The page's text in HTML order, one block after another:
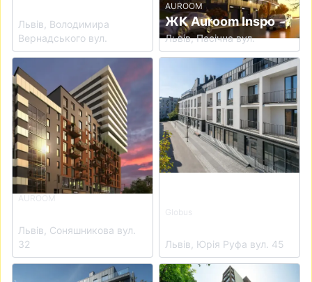
Львів, Володимира
Вернадського вул.
AUROOM
ЖК Auroom Inspo
Львів, Пасічна вул.
View details for ЖК Auroom Solar
AUROOM
Львів, Соняшникова вул.
32
View details for ЖК
Globus
Львів, Юрія Руфа вул. 45
View details for ЖК GLOBUS PremiumView details for ЖК